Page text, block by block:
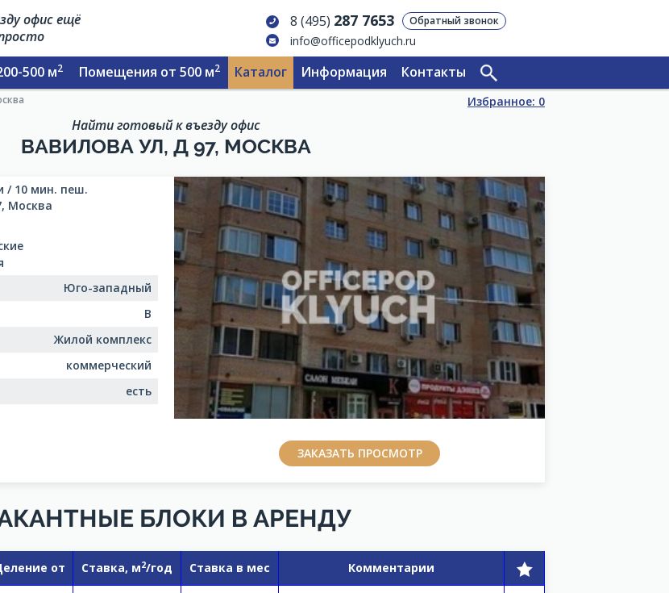
офис ещё
8 (495) 287 7653 Обратный звонок
info@officepodklyuch.ru
500 м2 Помещения от 500 м2 Каталог Информация Контакты
Избранное: 0
Найти готовый к въезду офис
ВАВИЛОВА УЛ, Д 97, МОСКВА
/ 10 мин. пеш.
Москва
Юго-западный
B
Жилой комплекс
коммерческий
есть
ЗАКАЗАТЬ ПРОСМОТР
БЛОКИ В АРЕНДУ
от Ставка, м2/год Ставка в мес Комментарии